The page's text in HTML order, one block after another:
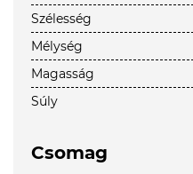
Szélesség
Mélység
Magasság
Súly
Csomag